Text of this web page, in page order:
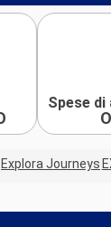
Spese
Explora Journeys